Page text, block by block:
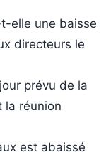
elle une baisse
directeurs le
prévu de la
la réunion
est abaissé